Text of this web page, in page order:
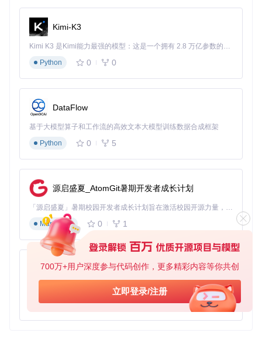
700万+用户深度参与代码创作，更多精彩内容等你共创
立即登录/注册
Kimi-K3
Kimi K3 是Kimi能力最强的模型：这是一个拥有 2.8 万亿参数的混合专家（MoE）模型，具备原生视觉理解能力，并支持 100 万 token 的上下文窗口。
Python
0 0
DataFlow
基于大模型算子和工作流的高效文本大模型训练数据合成框架
Python
0 5
源启盛夏_AtomGit暑期开发者成长计划
「源启盛夏」暑期校园开发者成长计划旨在激活校园开源力量，通过积分激励、认证扶持、资源倾斜等形式，引导高校组织和开发者完成「入驻 — 建项目 — 做贡献 — 获认证 — 得资源」的完整闭环。无论你是想带领社团入驻平台的组织者，还是希望用代码贡献证明自己的开发者，都能在这里找到属于你的成长路径。
Markdown
0 1
py-xiaozhi
基于Python的Xiaozhi AI，适用于想要完整Xiaozhi体验而无需拥有专用硬件的用户。
Python
0 1